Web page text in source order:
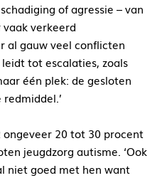
of agressie – van
verkeerd
al gauw veel conflicten
tot escalaties, zoals
één plek: de gesloten
20 tot 30 procent
jeugdzorg autisme. ‘Ook
niet goed met hen want